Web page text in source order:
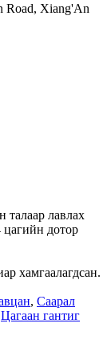
Road, Xiang'An
талаар лавлах
цагийн дотор
хамгаалагдсан.
, Саарал
Цагаан гантиг